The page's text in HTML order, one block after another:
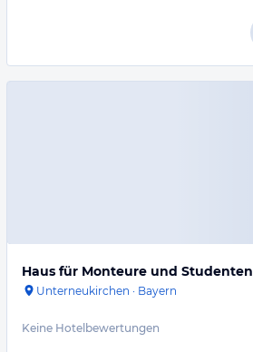
Haus für Monteure und Studenten
Unterneukirchen · Bayern
Keine Hotelbewertungen